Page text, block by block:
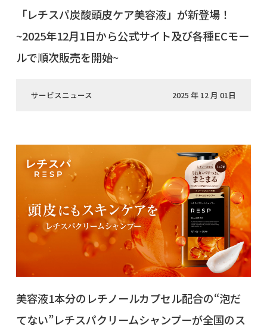
「レチスパ炭酸頭皮ケア美容液」が新登場！
~2025年12月1日から公式サイト及び各種ECモー
ルで順次販売を開始~
サービスニュース 2025 年 12 月 01日
美容液1本分のレチノールカプセル配合の“泡だ
てない”レチスパクリームシャンプーが全国のス